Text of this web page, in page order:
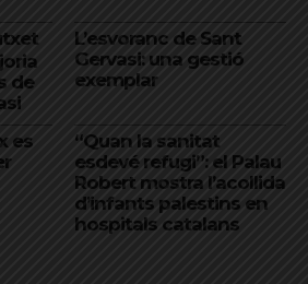
de
L’esvoranc de Sant
Gervasi: una gestió
exemplar
es
“Quan la sanitat
esdevé refugi”: el Palau
Robert mostra l’acollida
d’infants palestins en
hospitals catalans